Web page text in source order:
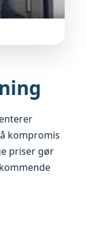
kompromis
priser gør